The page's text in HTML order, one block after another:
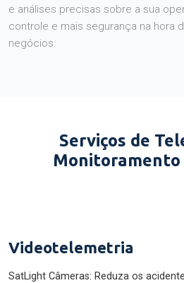
e análises precisas sobre a sua
controle e mais segurança na hora
negócios.
Serviços de
Monitoramento
Videotelemetria
SatLight Câmeras: Reduza os